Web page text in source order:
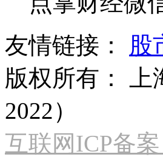
友情链接：
股
版权所有：
2022）
互联网ICP备